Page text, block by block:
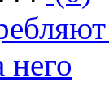
него